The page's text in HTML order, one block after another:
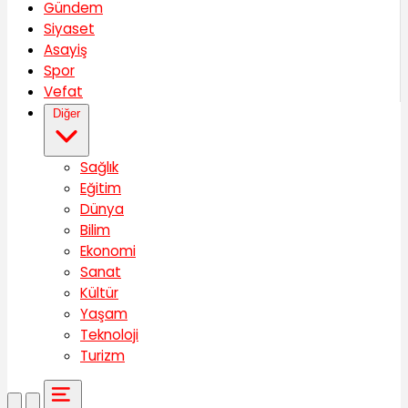
Gündem
Siyaset
Asayiş
Spor
Vefat
Diğer
Sağlık
Eğitim
Dünya
Bilim
Ekonomi
Sanat
Kültür
Yaşam
Teknoloji
Turizm